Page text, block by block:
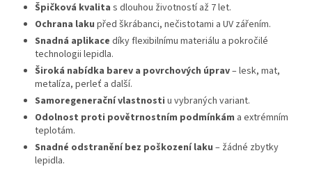
Špičková kvalita s dlouhou životností až 7 let.
Ochrana laku před škrábanci, nečistotami a UV zářením.
Snadná aplikace díky flexibilnímu materiálu a pokročilé
technologii lepidla.
Široká nabídka barev a povrchových úprav– lesk, mat,
metalíza, perleť a další.
Samoregenerační vlastnosti u vybraných variant.
Odolnost proti povětrnostním podmínkám a extrémním
teplotám.
Snadné odstranění bez poškození laku – žádné zbytky
lepidla.